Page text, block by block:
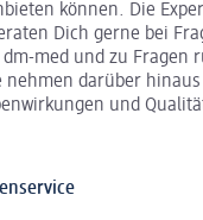
können. Die
Dich gerne bei
dm-med und zu Fragen
nehmen darüber
und